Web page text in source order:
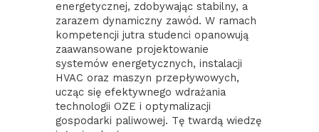
energetycznej, zdobywając stabilny, a
zarazem dynamiczny zawód. W ramach
kompetencji jutra studenci opanowują
zaawansowane projektowanie
systemów energetycznych, instalacji
HVAC oraz maszyn przepływowych,
ucząc się efektywnego wdrażania
technologii OZE i optymalizacji
gospodarki paliwowej. Tę twardą wiedzę